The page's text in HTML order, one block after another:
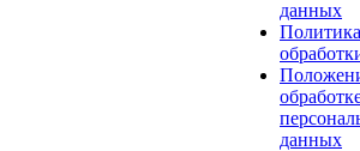
данных
Политика
данных